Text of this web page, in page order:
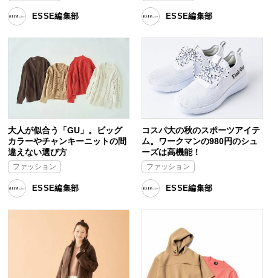
ESSE編集部 ESSE編集部
大人が似合う「GU」。ビッグ
カラーやチャンキーニットの間
違えない選び方
ファッション
ESSE編集部
コスパ大の秋のスポーツアイテ
ム。ワークマンの980円のシュ
ーズは高機能！
ファッション
ESSE編集部